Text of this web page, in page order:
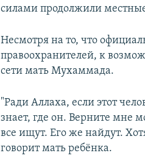
силами продолжили
Несмотря на то, что
правоохранителей, к
сети мать Мухаммада.
"Ради Аллаха, если этот
знает, где он. Верните мне
все ищут. Его же найдут.
говорит мать ребёнка.